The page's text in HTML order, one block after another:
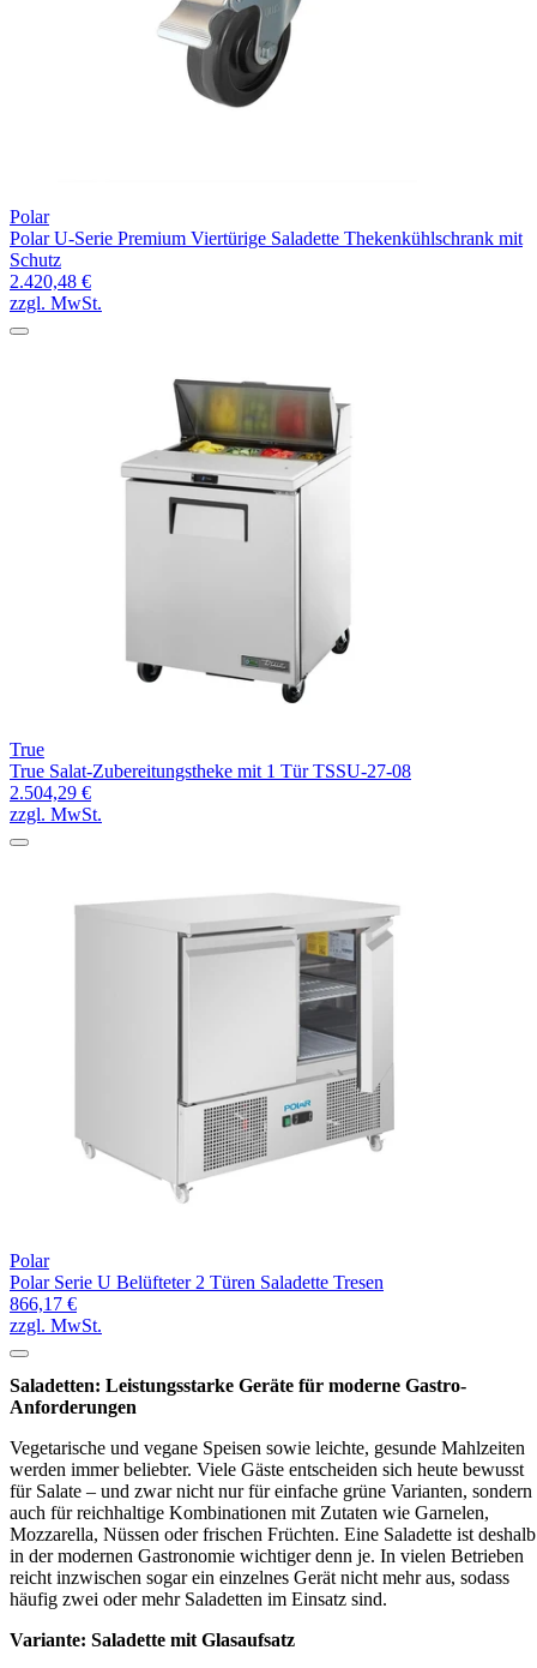
Polar
Polar U-Serie Premium Viertürige Saladette Thekenkühlschrank mit
Schutz
2.420,48 €
zzgl. MwSt.
True
True Salat-Zubereitungstheke mit 1 Tür TSSU-27-08
2.504,29 €
zzgl. MwSt.
Polar
Polar Serie U Belüfteter 2 Türen Saladette Tresen
866,17 €
zzgl. MwSt.
Saladetten: Leistungsstarke Geräte für moderne Gastro-
Anforderungen
Vegetarische und vegane Speisen sowie leichte, gesunde Mahlzeiten
werden immer beliebter. Viele Gäste entscheiden sich heute bewusst
für Salate – und zwar nicht nur für einfache grüne Varianten, sondern
auch für reichhaltige Kombinationen mit Zutaten wie Garnelen,
Mozzarella, Nüssen oder frischen Früchten. Eine Saladette ist deshalb
in der modernen Gastronomie wichtiger denn je. In vielen Betrieben
reicht inzwischen sogar ein einzelnes Gerät nicht mehr aus, sodass
häufig zwei oder mehr Saladetten im Einsatz sind.
Variante: Saladette mit Glasaufsatz